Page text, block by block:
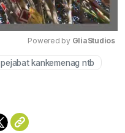
Mute
Powered by GliaStudios
pejabat kankemenag ntb